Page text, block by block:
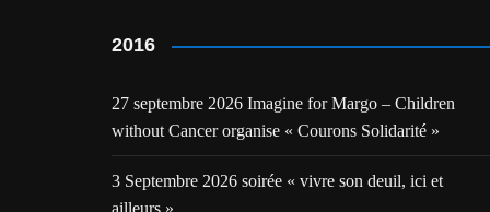
2016
27 septembre 2026 Imagine for Margo – Children
without Cancer organise « Courons Solidarité »
3 Septembre 2026 soirée « vivre son deuil, ici et
ailleurs »